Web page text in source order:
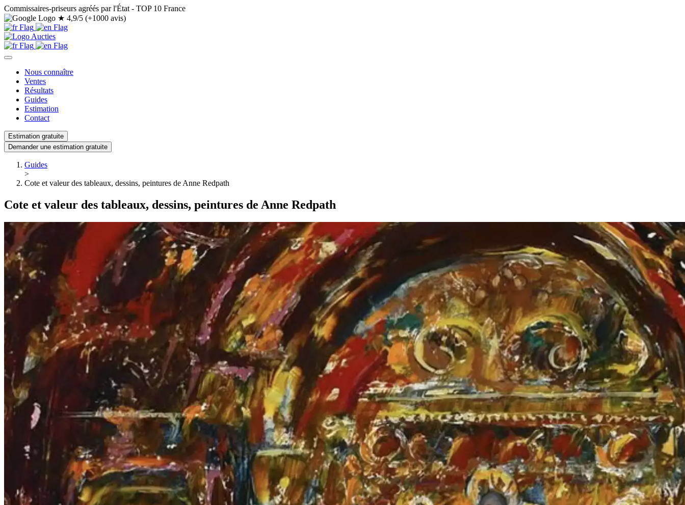
Commissaires-priseurs agréés par l'État - TOP 10 France
★ 4,9/5 (+1000 avis)
Nous connaître
Ventes
Résultats
Guides
Estimation
Contact
Estimation gratuite
Demander une estimation gratuite
Guides
>
Cote et valeur des tableaux, dessins, peintures de Anne Redpath
Cote et valeur des tableaux, dessins, peintures de Anne Redpath